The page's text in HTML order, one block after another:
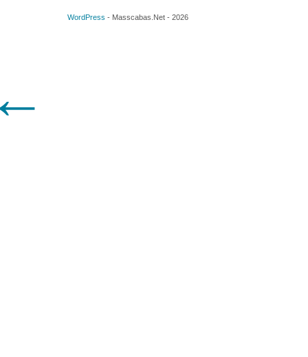
WordPress - Masscabas.Net - 2026